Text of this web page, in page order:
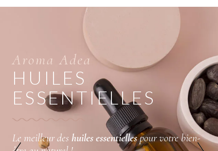
Aroma Adea
HUILES
ESSENTIELLES
Le meilleur des huiles essentiellespour votre bien-